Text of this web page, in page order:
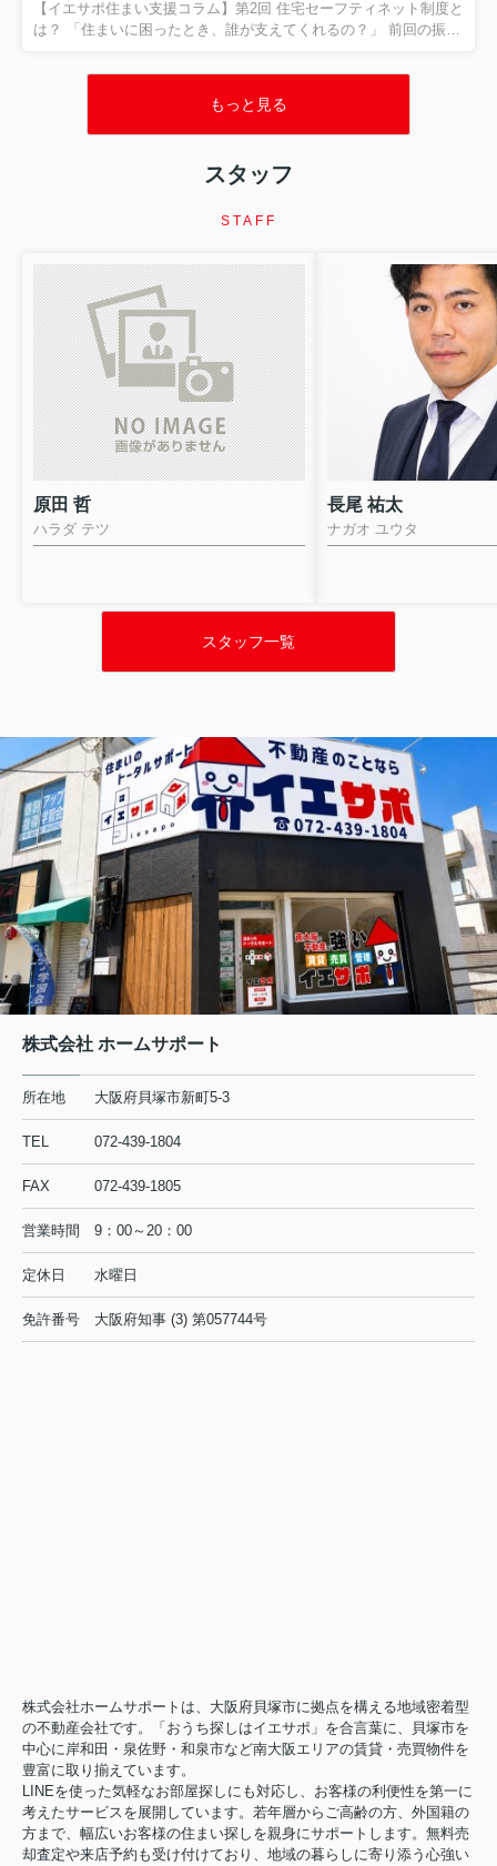
ついて、現場の経験をもとにお伝えします。 「高齢だから断られ
た」 本当に年齢だけが理由なのでしょうか？ 「75歳だから...
【イエサポ住まい支援コラム】第2回 住宅セーフティネット制度と
は？ 「住まいに困ったとき、誰が支えてくれるの？」 前回の振り
「住まいを失ってからではなく、住まいを失う前に相談すること
避難、ゴミ屋敷の事例からも分かるように、住まいは生活の土台
です。 今回は、その土台を地域で支える仕組みである住宅セーフ
フティネット制度とは？ 「住まいに困る人」を地域全体で支える
もっと見る
スタッフ
STAFF
原田 哲
ハラダ テツ
長尾 祐太
ナガオ ユウタ
スタッフ一覧
株式会社 ホームサポート
所在地 大阪府貝塚市新町5-3
TEL 072-439-1804
FAX 072-439-1805
営業時間 9：00～20：00
定休日 水曜日
免許番号 大阪府知事 (3) 第057744号
株式会社ホームサポートは、大阪府貝塚市に拠点を構える地域密着型
の不動産会社です。「おうち探しはイエサポ」を合言葉に、貝塚市を
中心に岸和田・泉佐野・和泉市など南大阪エリアの賃貸・売買物件を
豊富に取り揃えています。
LINEを使った気軽なお部屋探しにも対応し、お客様の利便性を第一に
考えたサービスを展開しています。若年層からご高齢の方、外国籍の
方まで、幅広いお客様の住まい探しを親身にサポートします。無料売
却査定や来店予約も受け付けており、地域の暮らしに寄り添う心強い